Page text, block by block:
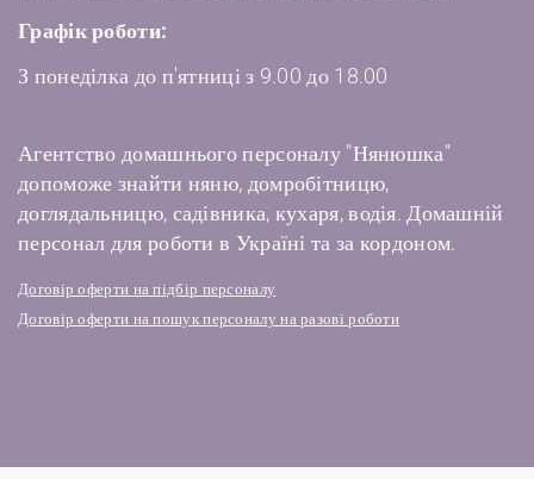
Графік роботи:
З понеділка до п'ятниці з 9.00 до 18.00
Агентство домашнього персоналу "Нянюшка"
допоможе знайти няню, домробітницю,
доглядальницю, садівника, кухаря, водія. Домашній
персонал для роботи в Україні та за кордоном.
Договір оферти на підбір персоналу
Договір оферти на пошук персоналу на разові роботи